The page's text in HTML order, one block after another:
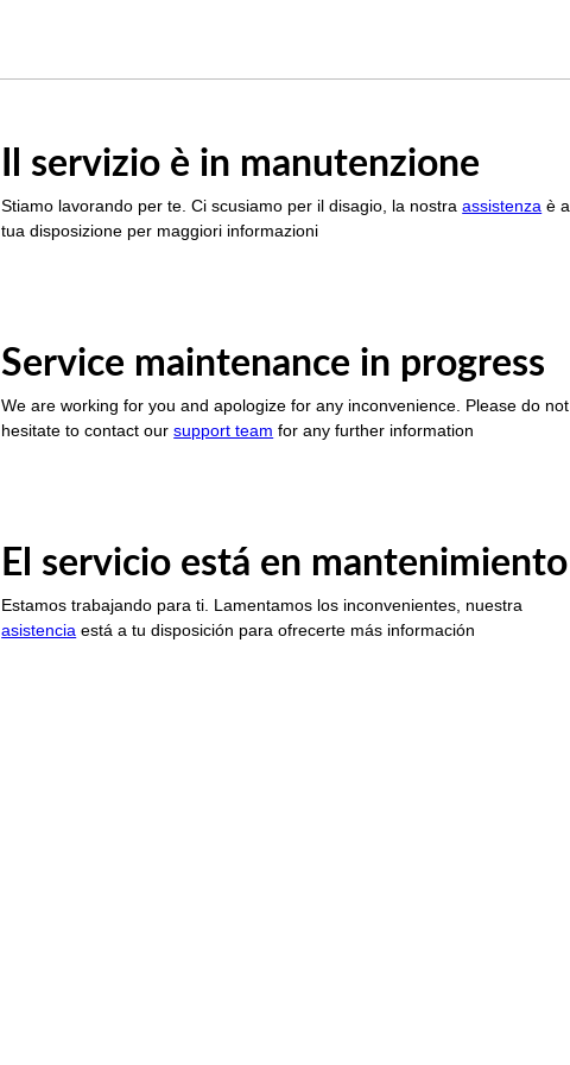
Il servizio è in manutenzione
Stiamo lavorando per te. Ci scusiamo per il disagio, la nostraassistenza è a
tua disposizione per maggiori informazioni
Service maintenance in progress
We are working for you and apologize for any inconvenience. Please do not
hesitate to contact oursupport team for any further information
El servicio está en mantenimiento
Estamos trabajando para ti. Lamentamos los inconvenientes, nuestra
asistencia está a tu disposición para ofrecerte más información